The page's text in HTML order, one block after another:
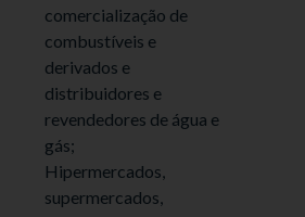
comercialização de
combustíveis e
derivados e
distribuidores e
revendedores de água e
gás;
Hipermercados,
supermercados,